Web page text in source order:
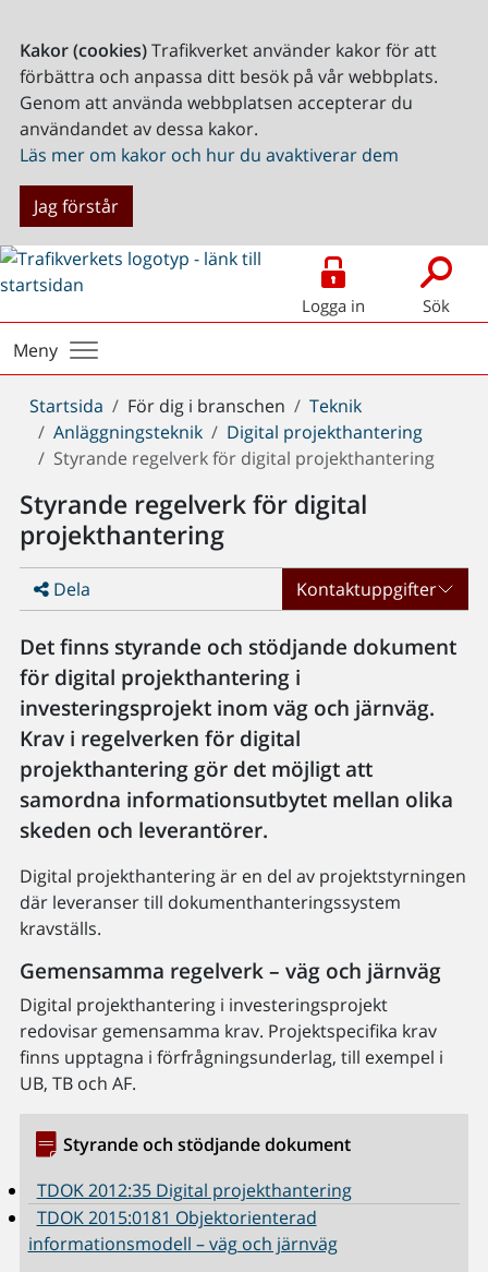
Kakor (cookies)Trafikverket använder kakor för att
förbättra och anpassa ditt besök på vår webbplats.
Genom att använda webbplatsen accepterar du
användandet av dessa kakor.
Läs mer om kakor och hur du avaktiverar dem
Jag förstår
Logga in Sök
Meny
Du
är
här:
Startsida För dig i branschen
Teknik
Anläggningsteknik
Digital projekthantering
Styrande regelverk för digital projekthantering
Styrande regelverk för digital
projekthantering
Dela Kontaktuppgifter
Det finns styrande och stödjande dokument
för digital projekthantering i
investeringsprojekt inom väg och järnväg.
Krav i regelverken för digital
projekthantering gör det möjligt att
samordna informationsutbytet mellan olika
skeden och leverantörer.
Digital projekthantering är en del av projektstyrningen
där leveranser till dokumenthanteringssystem
kravställs.
Gemensamma regelverk – väg och järnväg
Digital projekthantering i investeringsprojekt
redovisar gemensamma krav. Projektspecifika krav
finns upptagna i förfrågningsunderlag, till exempel i
UB, TB och AF.
Styrande och stödjande dokument
TDOK 2012:35 Digital projekthantering
TDOK 2015:0181 Objektorienterad
informationsmodell – väg och järnväg